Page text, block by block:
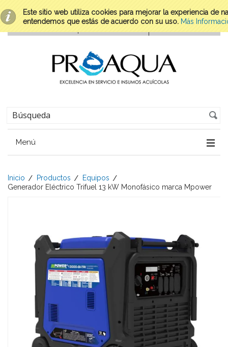
Este sitio web utiliza cookies para mejorar la experiencia de
entendemos que estás de acuerdo con su uso. Más
Menú
Inicio Productos
Equipos
Generador Eléctrico Trifuel 13 kW Monofásico marca Mpower